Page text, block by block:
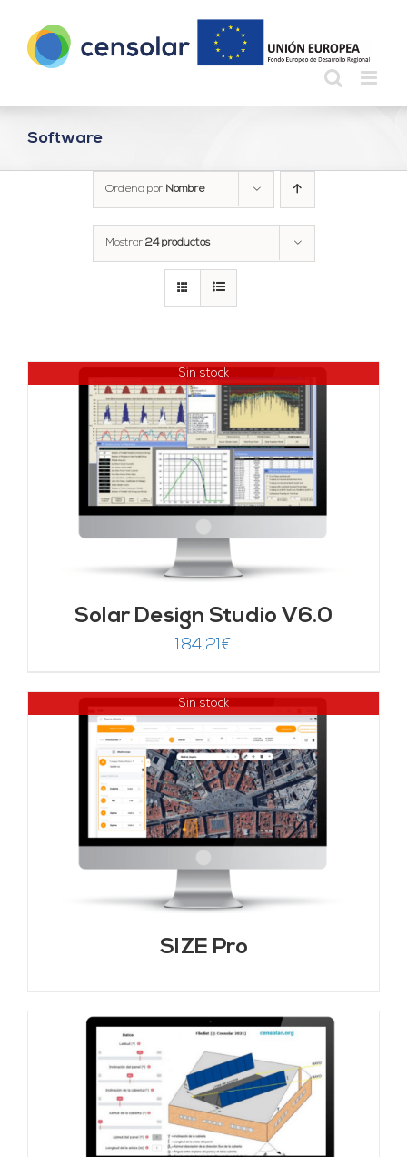
contenido
Software
Ordena por Nombre
Mostrar 24 productos
Sin stock
Solar Design Studio V6.0
184,21€
Sin stock
SIZE Pro